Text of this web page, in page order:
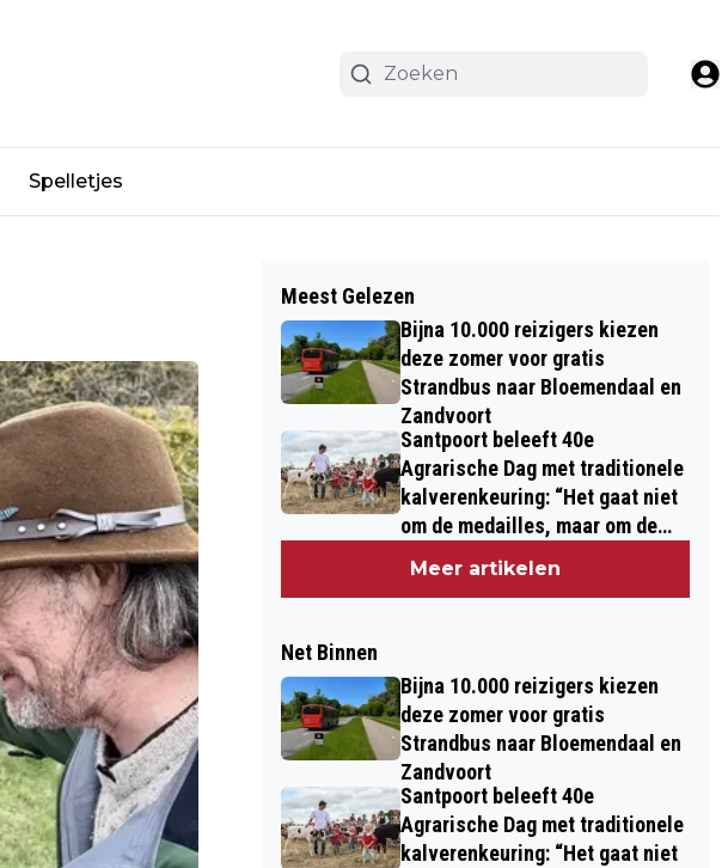
Spelletjes
Meest Gelezen
Bijna 10.000 reizigers kiezen
deze zomer voor gratis
Strandbus naar Bloemendaal en
Zandvoort
Santpoort beleeft 40e
Agrarische Dag met traditionele
kalverenkeuring: “Het gaat niet
om de medailles, maar om de
Meer artikelen
Net Binnen
Bijna 10.000 reizigers kiezen
deze zomer voor gratis
Strandbus naar Bloemendaal en
Zandvoort
Santpoort beleeft 40e
Agrarische Dag met traditionele
kalverenkeuring: “Het gaat niet